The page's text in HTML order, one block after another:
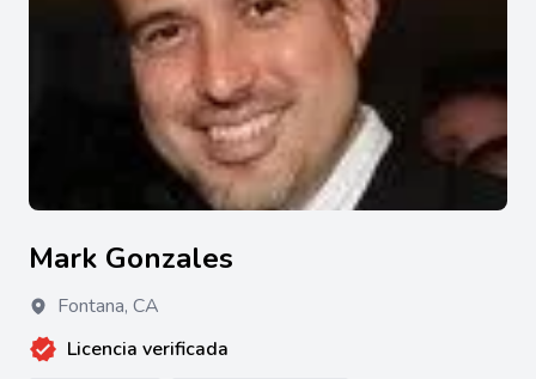
Mark Gonzales
Fontana, CA
Licencia verificada